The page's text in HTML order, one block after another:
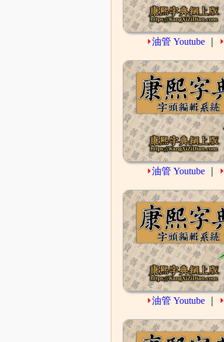
⏵油管 Youtube ⏵
⏵油管 Youtube ⏵
⏵油管 Youtube ⏵